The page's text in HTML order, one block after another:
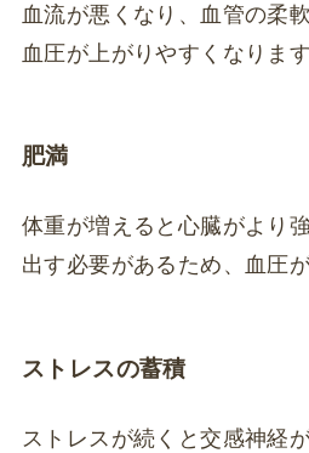
血流が悪くなり、血管の柔
血圧が上がりやすくなります
肥満
体重が増えると心臓がより
出す必要があるため、血圧
ストレスの蓄積
ストレスが続くと交感神経